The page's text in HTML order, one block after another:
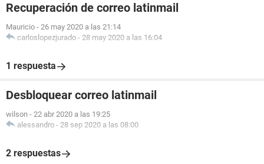
Recuperación de correo latinmail
Mauricio - 26 may 2020 a las 21:14
carloslopezjurado - 28 may 2020 a las 16:04
1 respuesta
Desbloquear correo latinmail
wilson - 22 abr 2020 a las 19:25
alessandro - 28 sep 2020 a las 08:00
2 respuestas